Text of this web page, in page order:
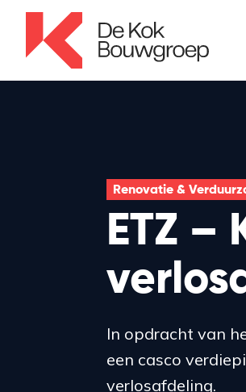
Renovatie &
ETZ –
In opdracht van
een casco
verlosafdeling.